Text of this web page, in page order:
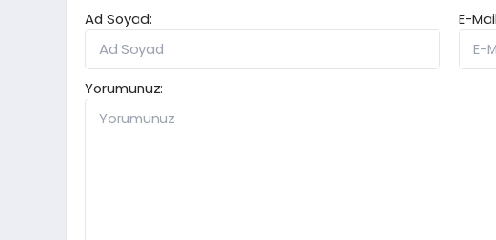
Ad Soyad:
E-
Yorumunuz: